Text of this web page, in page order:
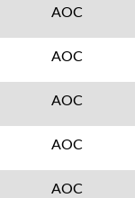
AOC
AOC
AOC
AOC
AOC